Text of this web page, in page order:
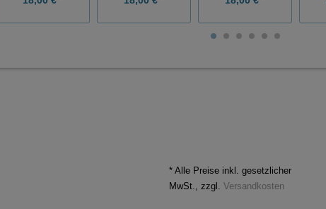
* Alle Preise inkl. gesetzlicher
MwSt., zzgl. Versandkosten